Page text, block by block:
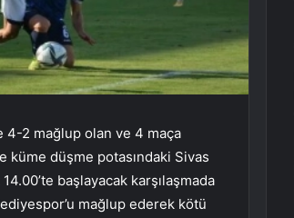
4-2 mağlup olan ve 4 maça
düşme potasındaki Sivas
başlayacak karşılaşmada
mağlup ederek kötü